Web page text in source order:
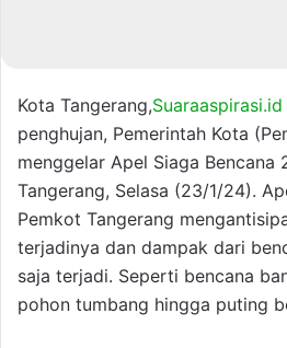
Kota Tangerang,Suaraaspirasi.id
penghujan, Pemerintah Kota
menggelar Apel Siaga Bencana
Tangerang, Selasa (23/1/24).
Pemkot Tangerang
terjadinya dan dampak dari
saja terjadi. Seperti bencana
pohon tumbang hingga puting